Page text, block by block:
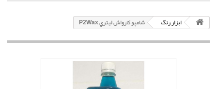
ابزار رنگ شامپو كارواش ليتري P2Wax